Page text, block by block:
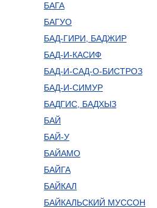
БАГА
БАГУО
БАД-ГИРИ, БАДЖИР
БАД-И-КАСИФ
БАД-И-САД-О-БИСТРОЗ
БАД-И-СИМУР
БАДГИС, БАДХЫЗ
БАЙ
БАЙ-У
БАЙАМО
БАЙГА
БАЙКАЛ
БАЙКАЛЬСКИЙ МУССОН